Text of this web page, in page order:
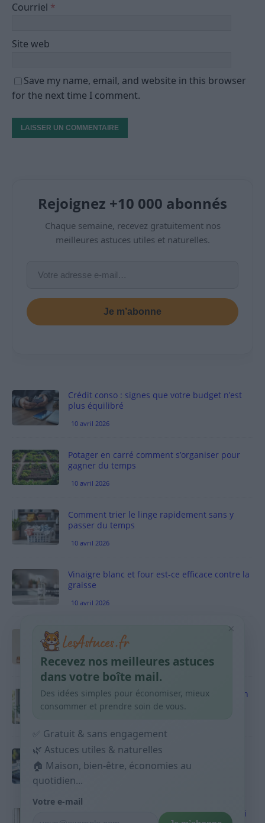
Courriel *
Site web
Save my name, email, and website in this browser
for the next time I comment.
Rejoignez +10 000 abonnés
Chaque semaine, recevez gratuitement nos
meilleures astuces utiles et naturelles.
Je m’abonne
Crédit conso : signes que votre budget n’est
plus équilibré
10 avril 2026
Potager en carré comment s’organiser pour
gagner du temps
10 avril 2026
Comment trier le linge rapidement sans y
passer du temps
10 avril 2026
Vinaigre blanc et four est-ce efficace contre la
graisse
10 avril 2026
Taches pigmentaires : routine simple +
habitudes qui aident
9 avril 2026
Produits ménagers : comment économiser en
courses sans acheter 10 sprays
Budget mensuel : méthode rapide pour
répartir son salaire dès le jour de paie
9 avril 2026
Sport 10 minutes par jour est-ce utile et quoi
×
Recevez nos meilleures astuces
dans votre boîte mail.
Des idées simples pour économiser, mieux
consommer et prendre soin de vous.
✅ Gratuit & sans engagement
🌿 Astuces utiles & naturelles
🏠 Maison, bien-être, économies au
quotidien...
Votre e-mail